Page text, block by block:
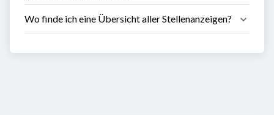
Wo finde ich eine Übersicht aller Stellenanzeigen?